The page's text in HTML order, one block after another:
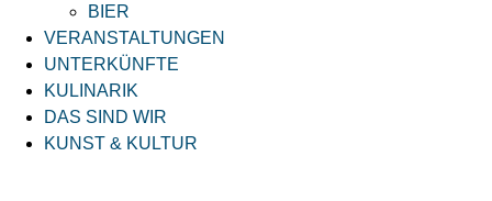
BIER
VERANSTALTUNGEN
UNTERKÜNFTE
KULINARIK
DAS SIND WIR
KUNST & KULTUR